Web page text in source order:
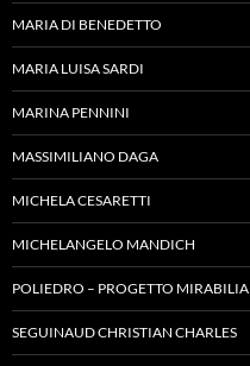
MARIA DI BENEDETTO
MARIA LUISA SARDI
MARINA PENNINI
MASSIMILIANO DAGA
MICHELA CESARETTI
MICHELANGELO MANDICH
POLIEDRO – PROGETTO MIRABILIA
SEGUINAUD CHRISTIAN CHARLES